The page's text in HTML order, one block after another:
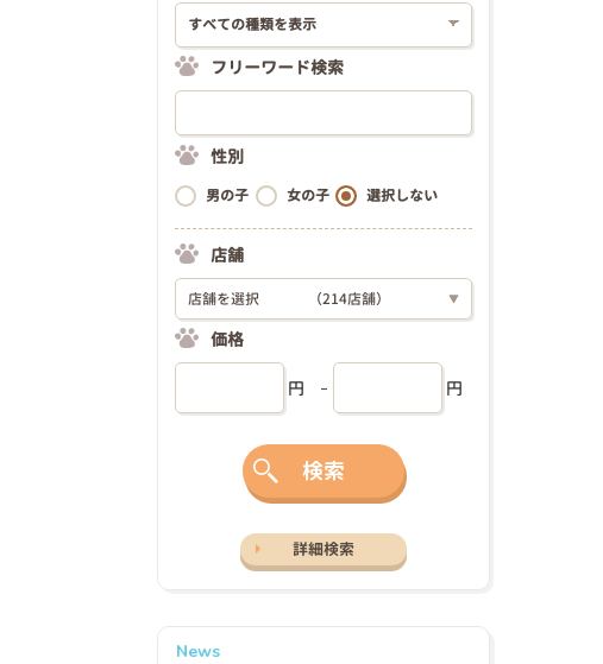
フリーワード検索
性別
男の子 女の子 選択しない
店舗
店舗を選択 （214店舗） ▼
価格
円 円
検索
詳細検索
News